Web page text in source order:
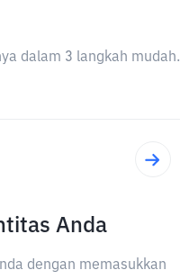
dalam 3 langkah mudah.
Anda
dengan memasukkan